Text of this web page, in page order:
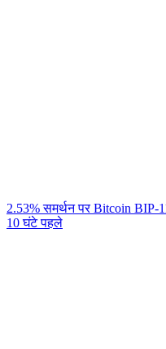
2.53% समर्थन पर Bitcoin BIP-
10 घंटे पहले